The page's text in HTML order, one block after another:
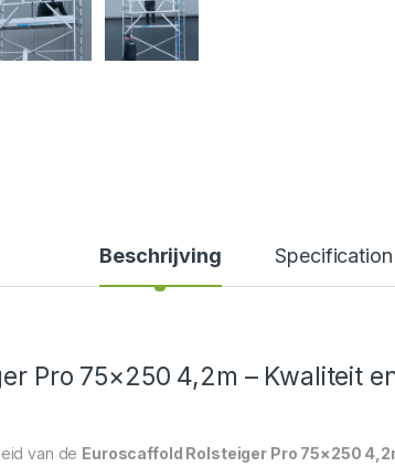
Beschrijving Specification
Pro 75×250 4,2m – Kwaliteit
van de Euroscaffold Rolsteiger Pro 75×250